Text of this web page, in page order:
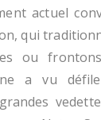
actuel
qui
ou
a vu